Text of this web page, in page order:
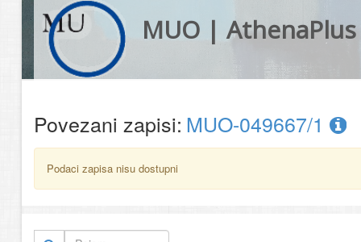
MUO | AthenaPlus
Povezani zapisi: MUO-049667/1
Podaci zapisa nisu dostupni